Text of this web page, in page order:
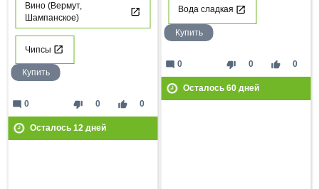
Вино (Вермут,
Шампанское)
Чипсы
Купить
thumb_down 0 thumb_up 0
mode_comment 0
Осталось 12дней
Вода сладкая
Купить
thumb_down 0 thumb_up 0
mode_comment 0
Осталось 60дней